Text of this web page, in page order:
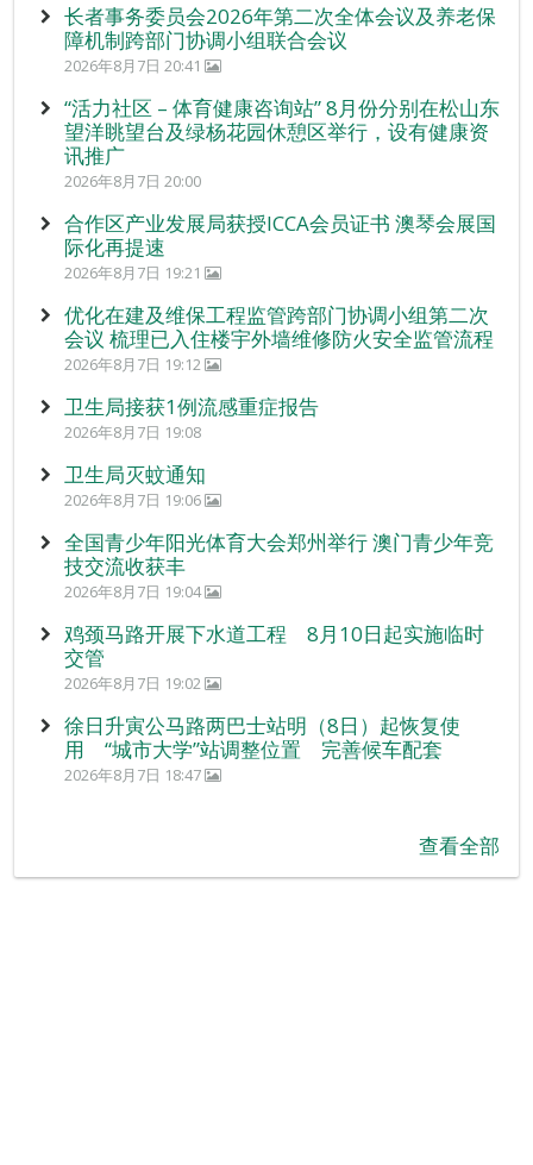
长者事务委员会2026年第二次全体会议及养老保
障机制跨部门协调小组联合会议
2026年8月7日 20:41
“活力社区 – 体育健康咨询站” 8月份分别在松山东
望洋眺望台及绿杨花园休憩区举行，设有健康资
讯推广
2026年8月7日 20:00
合作区产业发展局获授ICCA会员证书 澳琴会展国
际化再提速
2026年8月7日 19:21
优化在建及维保工程监管跨部门协调小组第二次
会议 梳理已入住楼宇外墙维修防火安全监管流程
2026年8月7日 19:12
卫生局接获1例流感重症报告
2026年8月7日 19:08
卫生局灭蚊通知
2026年8月7日 19:06
全国青少年阳光体育大会郑州举行 澳门青少年竞
技交流收获丰
2026年8月7日 19:04
鸡颈马路开展下水道工程 8月10日起实施临时
交管
2026年8月7日 19:02
徐日升寅公马路两巴士站明（8日）起恢复使
用 “城市大学”站调整位置 完善候车配套
2026年8月7日 18:47
查看全部